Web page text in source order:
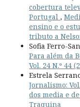
cobertura
Portugal ,
ensino e o
tributo a
Sofia Ferro-
Para além da
Vol. 24 N.º 44
Estrela
Jornalismo:
dos media e
Traquina